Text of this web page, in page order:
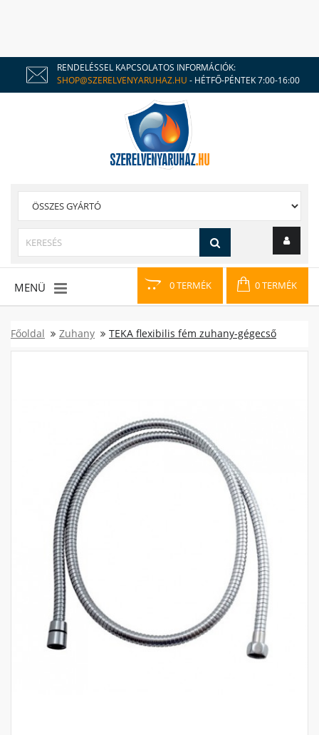
RENDELÉSSEL KAPCSOLATOS INFORMÁCIÓK:
SHOP@SZERELVENYARUHAZ.HU - HÉTFŐ-PÉNTEK 7:00-16:00
0 TERMÉK 0 TERMÉK
MENÜ
Főoldal Zuhany TEKA flexibilis fém zuhany-gégecső